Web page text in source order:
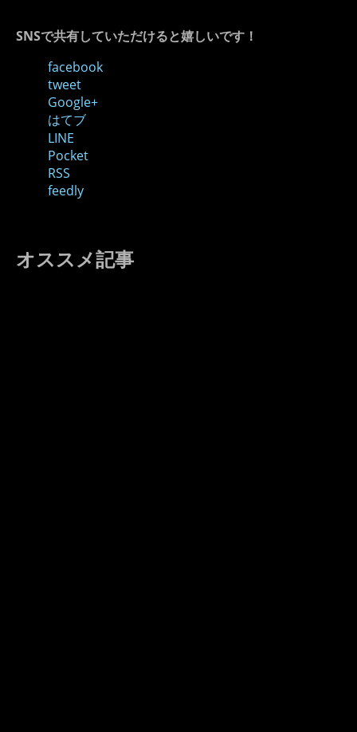
SNSで共有していただけると嬉しいです！
facebook
tweet
Google+
はてブ
LINE
Pocket
RSS
feedly
オススメ記事